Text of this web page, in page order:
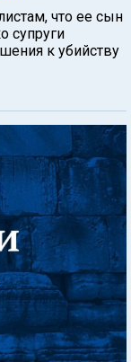
что ее сын
супруги
к убийству